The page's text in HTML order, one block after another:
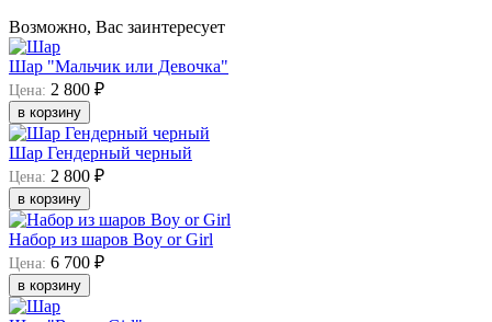
Возможно, Вас заинтересует
Шар "Мальчик или Девочка"
Цена: 2 800 ₽
в корзину
Шар Гендерный черный
Цена: 2 800 ₽
в корзину
Набор из шаров Boy or Girl
Цена: 6 700 ₽
в корзину